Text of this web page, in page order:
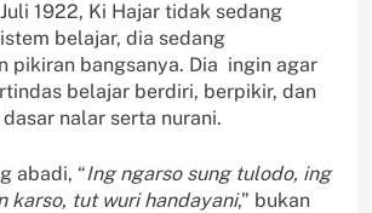
1922, Ki Hajar tidak sedang
belajar, dia sedang
pikiran bangsanya. Dia ingin agar
belajar berdiri, berpikir, dan
nalar serta nurani.
abadi, “Ing ngarso sung tulodo, ing
karso, tut wuri handayani,” bukan